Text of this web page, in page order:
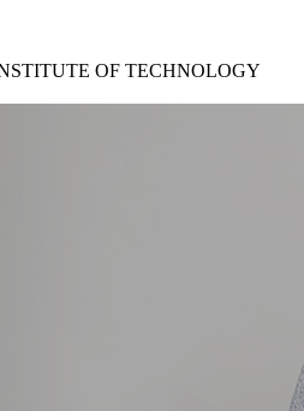
OF TECHNOLOGY